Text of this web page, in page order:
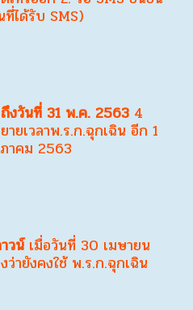
ได้รับ SMS)
งวันที่ 31 พ.ค. 2563 4
ยเวลาพ.ร.ก.ฉุกเฉิน อีก 1
าคม 2563
วน์ เมื่อวันที่ 30 เมษายน
ายังคงใช้ พ.ร.ก.ฉุกเฉิน